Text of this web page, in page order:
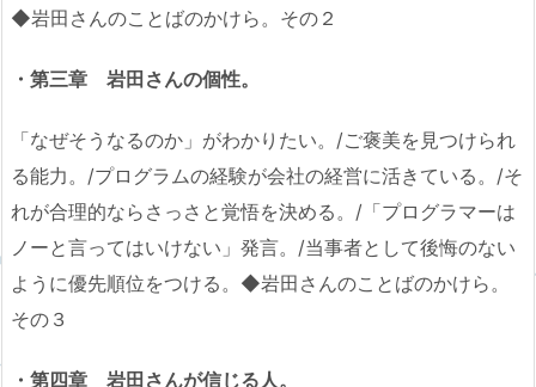
◆岩田さんのことばのかけら。その２
・第三章 岩田さんの個性。
「なぜそうなるのか」がわかりたい。/ご褒美を見つけられ
る能力。/プログラムの経験が会社の経営に活きている。/そ
れが合理的ならさっさと覚悟を決める。/「プログラマーは
ノーと言ってはいけない」発言。/当事者として後悔のない
ように優先順位をつける。◆岩田さんのことばのかけら。
その３
・第四章 岩田さんが信じる人。